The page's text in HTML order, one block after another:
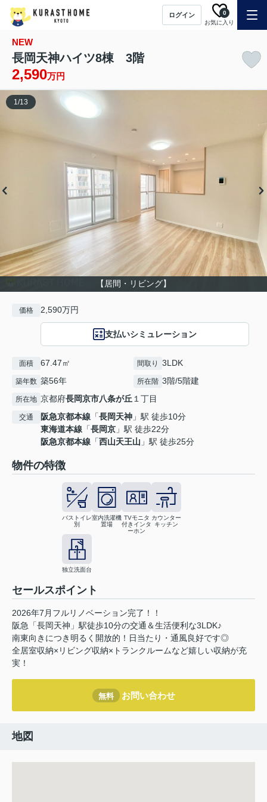
ログイン
お気に入り
0
NEW
長岡天神ハイツ8棟 3階
2,590万円
【居間・リビング】
1/13
価格 2,590万円
支払いシミュレーション
面積 67.47㎡ 間取り 3LDK
築年数 築56年 所在階 3階/5階建
所在地 京都府長岡京市八条が丘１丁目
交通 阪急京都本線 「長岡天神 」駅 徒歩10分
東海道本線 「長岡京 」駅 徒歩22分
阪急京都本線 「西山天王山 」駅 徒歩25分
物件の特徴
バストイレ
別
室内洗濯機
置場
TVモニタ
付きインタ
ーホン
カウンター
キッチン
独立洗面台
セールスポイント
2026年7月フルリノベーション完了！！
阪急「長岡天神」駅徒歩10分の交通＆生活便利な3LDK♪
南東向きにつき明るく開放的！日当たり・通風良好です◎
全居室収納×リビング収納×トランクルームなど嬉しい収納が充
実！
無料 お問い合わせ
地図